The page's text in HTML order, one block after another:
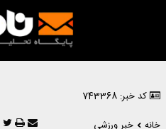
کد خبر: 743368
خانه
خبر ورزشی